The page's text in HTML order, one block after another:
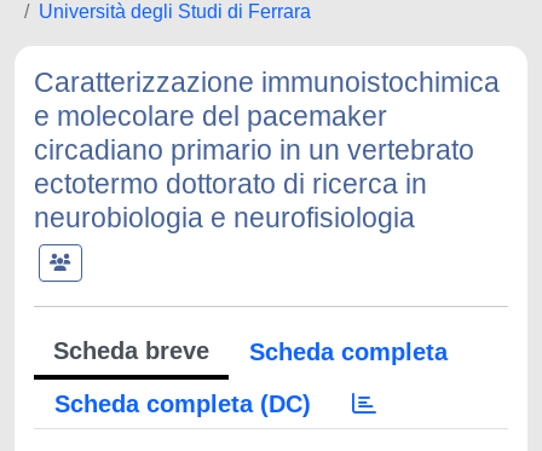
Università degli Studi di Ferrara
Caratterizzazione immunoistochimica
e molecolare del pacemaker
circadiano primario in un vertebrato
ectotermo dottorato di ricerca in
neurobiologia e neurofisiologia
Scheda breve
Scheda completa
Scheda completa (DC)